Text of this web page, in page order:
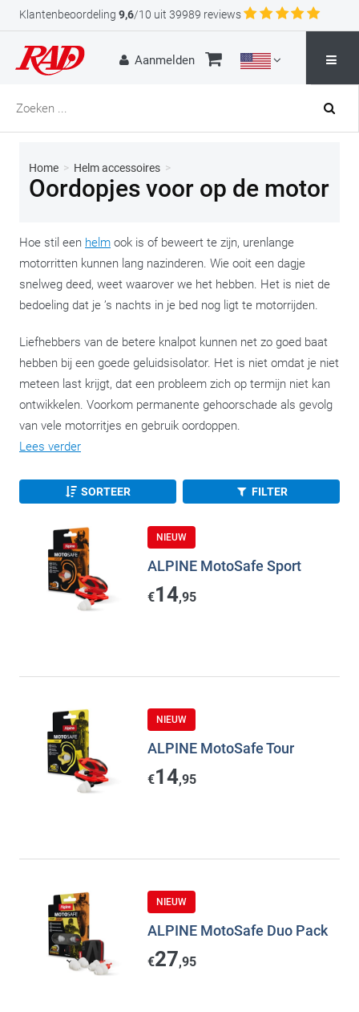
Klantenbeoordeling 9,6/10 uit 39989 reviews
Aanmelden
Home > Helm accessoires >
Oordopjes voor op de motor
Hoe stil een helm ook is of beweert te zijn, urenlange
motorritten kunnen lang nazinderen. Wie ooit een dagje
snelweg deed, weet waarover we het hebben. Het is niet de
bedoeling dat je ’s nachts in je bed nog ligt te motorrijden.
Liefhebbers van de betere knalpot kunnen net zo goed baat
hebben bij een goede geluidsisolator. Het is niet omdat je niet
meteen last krijgt, dat een probleem zich op termijn niet kan
ontwikkelen. Voorkom permanente gehoorschade als gevolg
van vele motorritjes en gebruik oordoppen.
Lees verder
SORTEER FILTER
NIEUW
ALPINE MotoSafe Sport
€14,95
NIEUW
ALPINE MotoSafe Tour
€14,95
NIEUW
ALPINE MotoSafe Duo Pack
€27,95